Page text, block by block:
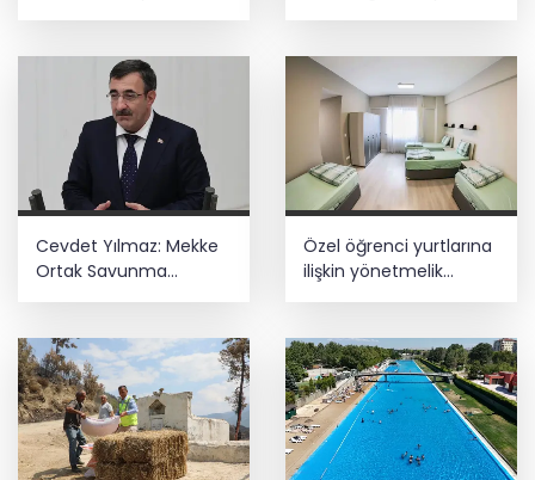
Cevdet Yılmaz: Mekke
Ortak Savunma
Anlaşması bölgesel
sağlayacak
Özel öğrenci yurtlarına
ilişkin yönetmelik
değişikliği... Geçiş süresi